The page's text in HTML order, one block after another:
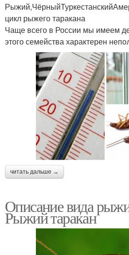
цикл рыжего таракана
Чаще всего в России мы имеем
этого семейства характерен
читать дальше →
Описание вида
Рыжий таракан